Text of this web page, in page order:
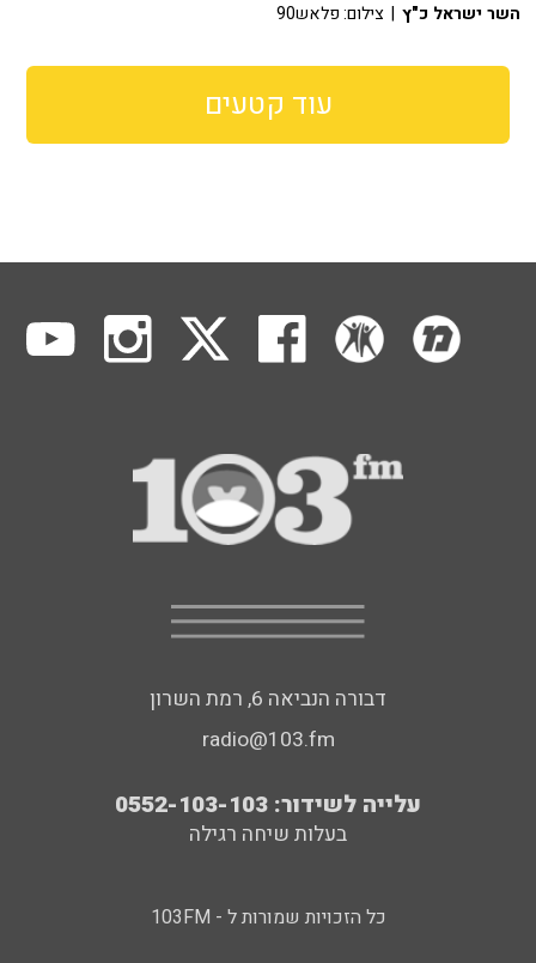
השר ישראל כ"ץ | צילום: פלאש90
עוד קטעים
דבורה הנביאה 6, רמת השרון
radio@103.fm
עלייה לשידור: 0552-103-103
בעלות שיחה רגילה
כל הזכויות שמורות ל - 103FM